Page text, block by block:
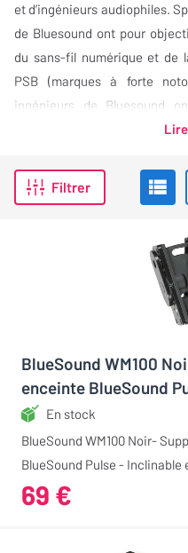
et d’ingénieurs audiophiles.
de Bluesound ont pour
du sans-fil numérique et de
PSB (marques à forte
ingénieurs de Bluesound
l’innovation, la qualité et le
Filtrer
BlueSound WM100
enceinte BlueSound
En stock
BlueSound WM100 Noir-
BlueSound Pulse - Inclinable
69 €